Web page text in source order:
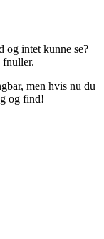
og intet kunne se?
fnuller.
men hvis nu du
og find!